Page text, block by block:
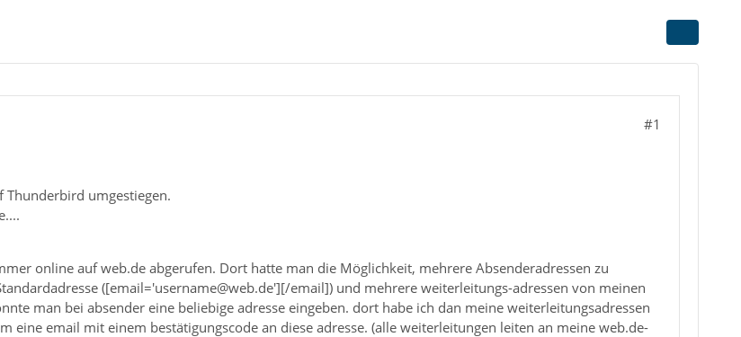
#1
umgestiegen.
online auf web.de abgerufen. Dort hatte man die Möglichkeit, mehrere Absenderadressen zu
([email='username@web.de'][/email]) und mehrere weiterleitungs-adressen von meinen
man bei absender eine beliebige adresse eingeben. dort habe ich dan meine weiterleitungsadressen
eine email mit einem bestätigungscode an diese adresse. (alle weiterleitungen leiten an meine web.de-